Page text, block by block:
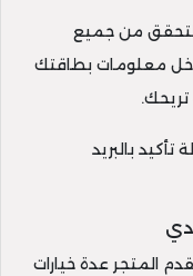
من جميع
معلومات بطاقتك
تريحك.
تأكيد بالبريد
المتجر عدة خيارات